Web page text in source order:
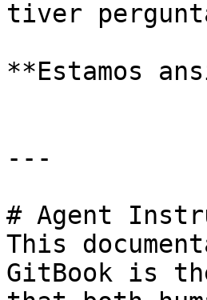
tiver
**Estamos
---
# Agent
This
GitBook is